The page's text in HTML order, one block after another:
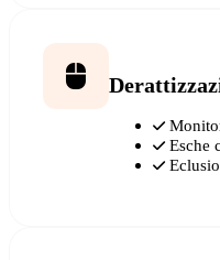
Esche